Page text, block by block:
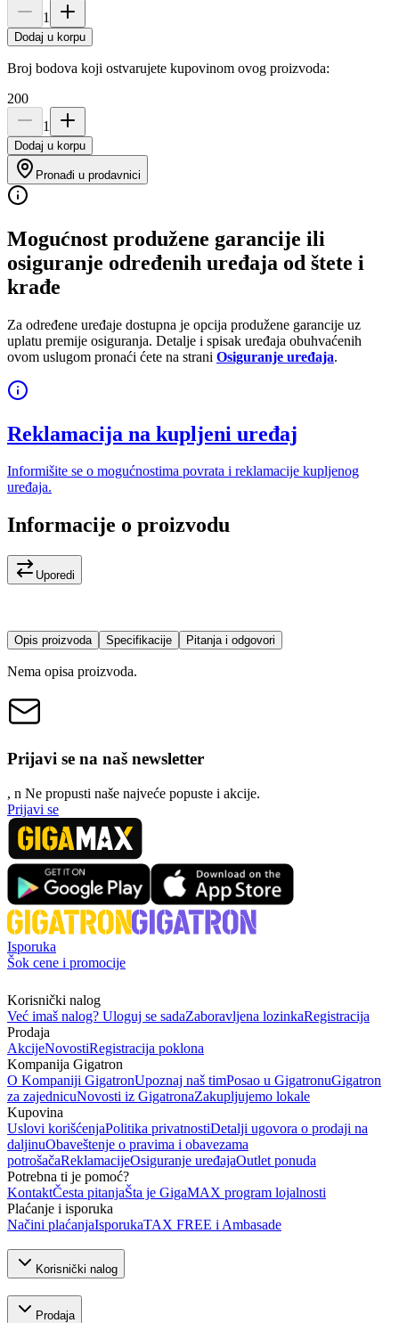
1
Dodaj u korpu
Broj bodova koji ostvarujete kupovinom ovog proizvoda:
200
1
Dodaj u korpu
Pronađi u prodavnici
Mogućnost produžene garancije ili
osiguranje određenih uređaja od štete i
krađe
Za određene uređaje dostupna je opcija produžene garancije uz
uplatu premije osiguranja. Detalje i spisak uređaja obuhvaćenih
ovom uslugom pronaći ćete na strani Osiguranje uređaja.
Reklamacija na kupljeni uređaj
Informišite se o mogućnostima povrata i reklamacije kupljenog
uređaja.
Informacije o proizvodu
Uporedi
Opis proizvoda Specifikacije Pitanja i odgovori
Nema opisa proizvoda.
Prijavi se na naš newsletter
, n Ne propusti naše najveće popuste i akcije.
Prijavi se
Isporuka
Šok cene i promocije
Korisnički nalog
Već imaš nalog? Uloguj se sadaZaboravljena lozinkaRegistracija
Prodaja
AkcijeNovostiRegistracija poklona
Kompanija Gigatron
O Kompaniji GigatronUpoznaj naš timPosao u GigatronuGigatron
za zajednicuNovosti iz GigatronaZakupljujemo lokale
Kupovina
Uslovi korišćenjaPolitika privatnostiDetalji ugovora o prodaji na
daljinuObaveštenje o pravima i obavezama
potrošačaReklamacijeOsiguranje uređajaOutlet ponuda
Potrebna ti je pomoć?
KontaktČesta pitanjaŠta je GigaMAX program lojalnosti
Plaćanje i isporuka
Načini plaćanjaIsporukaTAX FREE i Ambasade
Korisnički nalog
Prodaja